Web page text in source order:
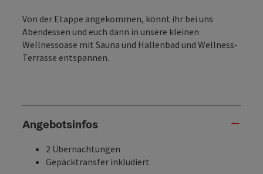
Von der Etappe angekommen, könnt ihr bei uns
Abendessen und euch dann in unsere kleinen
Wellnessoase mit Sauna und Hallenbad und Wellness-
Terrasse entspannen.
Angebotsinfos
2 Übernachtungen
Gepäcktransfer inkludiert